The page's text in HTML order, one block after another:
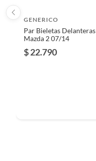
GENERICO
Par Bieletas Delanteras
Mazda 2 07/14
$ 22.790